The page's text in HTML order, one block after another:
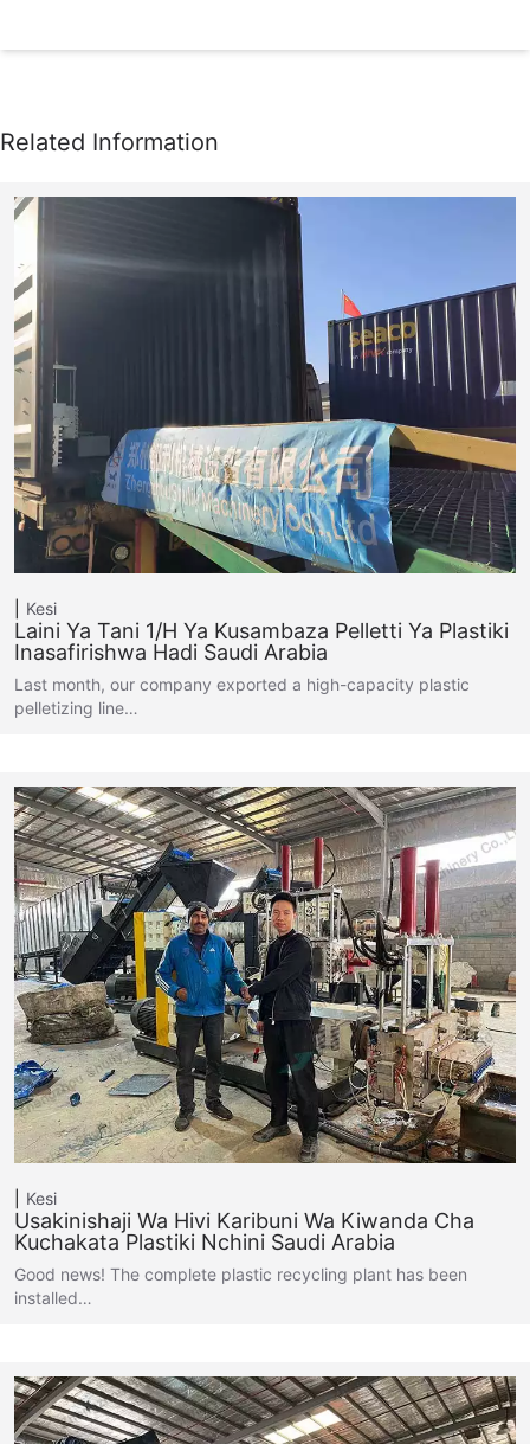
Kesi
Laini Ya Tani 1/H Ya Kusambaza Pelletti Ya Plastiki
Inasafirishwa Hadi Saudi Arabia
Last month, our company exported a high-capacity plastic
pelletizing line…
Kesi
Usakinishaji Wa Hivi Karibuni Wa Kiwanda Cha
Kuchakata Plastiki Nchini Saudi Arabia
Good news! The complete plastic recycling plant has been
installed…